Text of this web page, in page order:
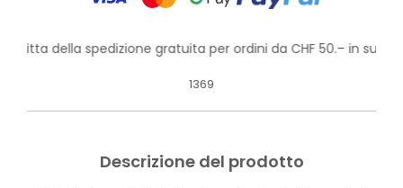
della spedizione gratuita per ordini da CHF 50.– in su!
1369
Descrizione del prodotto